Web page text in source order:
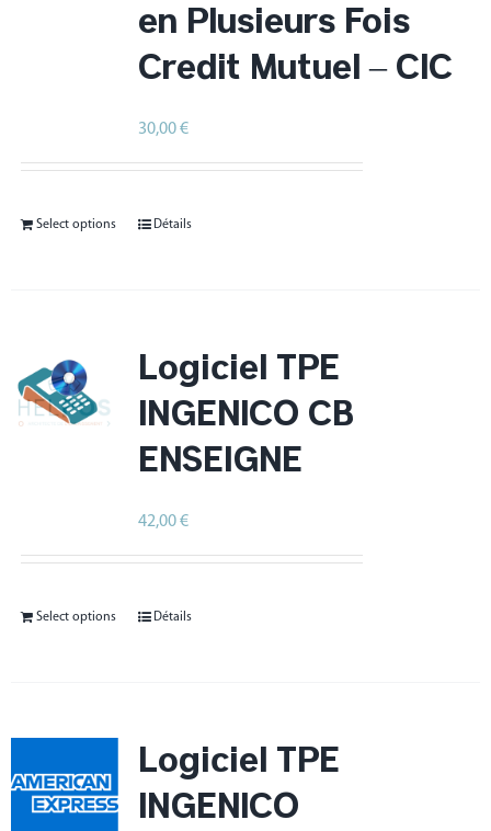
en Plusieurs Fois
Crédit Mutuel – CIC
30,00€
Select options Détails
Logiciel TPE
INGENICO CB
ENSEIGNE
42,00€
Select options Détails
Logiciel TPE
INGENICO